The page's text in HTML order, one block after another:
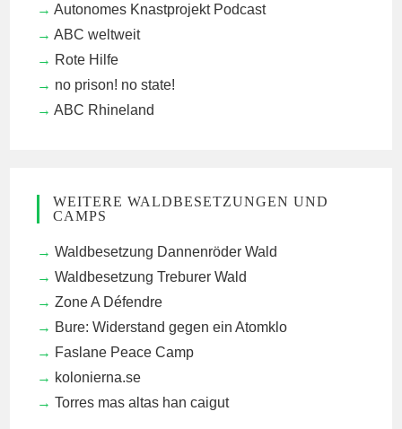
Autonomes Knastprojekt Podcast
ABC weltweit
Rote Hilfe
no prison! no state!
ABC Rhineland
WEITERE WALDBESETZUNGEN UND
CAMPS
Waldbesetzung Dannenröder Wald
Waldbesetzung Treburer Wald
Zone A Défendre
Bure: Widerstand gegen ein Atomklo
Faslane Peace Camp
kolonierna.se
Torres mas altas han caigut